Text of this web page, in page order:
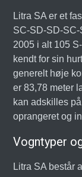
Litra SA er et
SC-SD-SD-
2005 i alt 105
kendt for sin
generelt høje
er 83,78 meter
kan adskilles
oprangeret og
Vogntyper
Litra SA består